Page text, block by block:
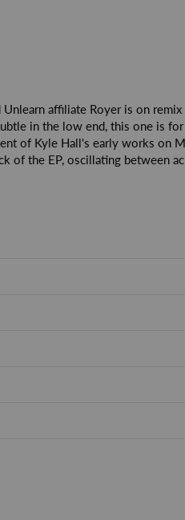
affiliate Royer is on remix
in the low end, this one is
of Kyle Hall's early works on
of the EP, oscillating between